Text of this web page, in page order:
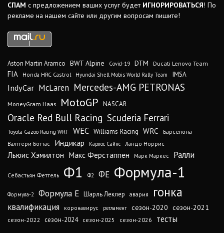
СПАМ с предложением ваших услуг будет ИГНОРИРОВАТЬСЯ! По
рекламе на нашем сайте или другим вопросам пишите!
Aston Martin Aramco BWT Alpine Covid-19 DTM Ducati Lenovo Team
FIA Honda HRC Castrol Hyundai Shell Mobis World Rally Team IMSA
IndyCar McLaren Mercedes-AMG PETRONAS
MoneyGram Haas MotoGP NASCAR
Oracle Red Bull Racing Scuderia Ferrari
Toyota Gazoo Racing WRT WEC Williams Racing WRC
Барселона
Валттери Боттас
Индикар Карлос Сайнс Ландо Норрис
Льюис Хэмилтон Макс Ферстаппен Марк Маркес Ралли
Себастьян Феттель Ф1 Ф2 ФЕ Формула-1
Формула-2 Формула Е Шарль Леклер авария гонка
квалификация коронавирус регламент сезон-2020 сезон-2021
сезон-2022 сезон-2024 сезон-2025 сезон-2026 тесты